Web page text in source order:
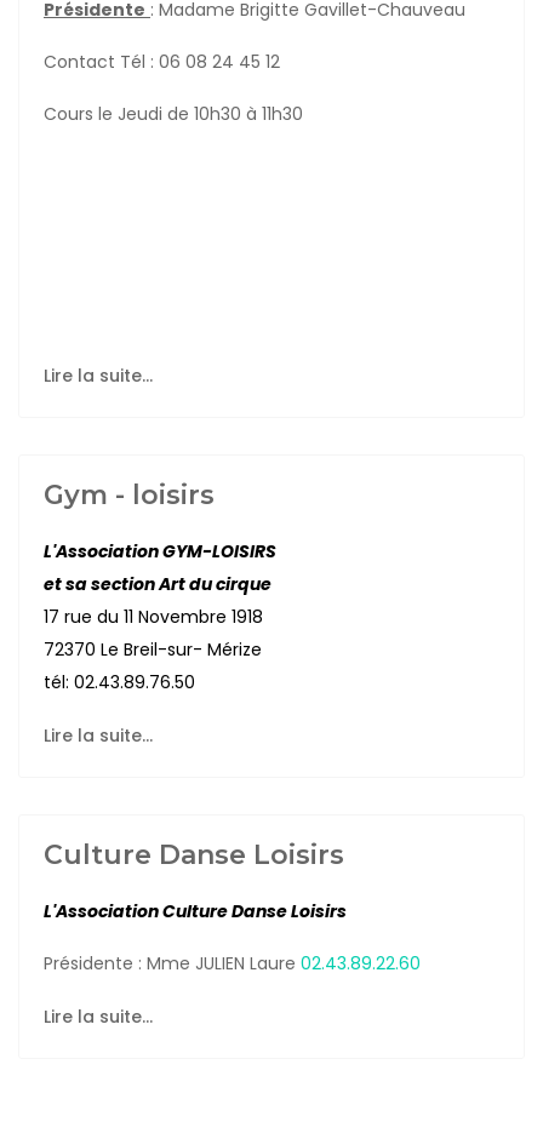
Présidente : Madame Brigitte Gavillet-Chauveau
Contact Tél : 06 08 24 45 12
Cours le Jeudi de 10h30 à 11h30
Lire la suite...
Gym - loisirs
L'Association GYM-LOISIRS
et sa section Art du cirque
17 rue du 11 Novembre 1918
72370 Le Breil-sur- Mérize
tél: 02.43.89.76.50
Lire la suite...
Culture Danse Loisirs
L'Association Culture Danse Loisirs
Présidente : Mme JULIEN Laure 02.43.89.22.60
Lire la suite...